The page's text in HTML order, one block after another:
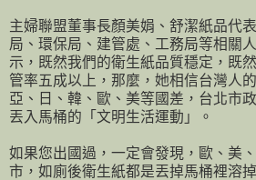
主婦聯盟董事長顏美娟、舒潔紙品代
局、環保局、建管處、工務局等相關
示，既然我們的衛生紙品質穩定，既
管率五成以上，那麼，她相信台灣人
亞、日、韓、歐、美等國差，台北市
丟入馬桶的「文明生活運動」。
如果您出國過，一定會發現，歐、美
市，如廁後衛生紙都是丟掉馬桶裡溶